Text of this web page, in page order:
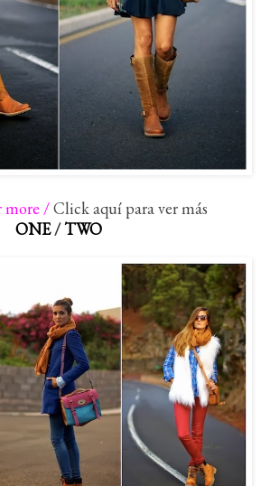
more /Click aquí para ver más
ONE/TWO